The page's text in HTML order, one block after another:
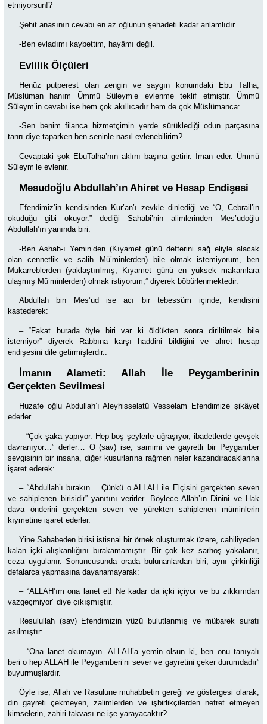
etmiyorsun!?
Şehit anasının cevabı en az oğlunun şehadeti kadar anlamlıdır.
-Ben evladımı kaybettim, hayâmı değil.
Evlilik Ölçüleri
Henüz putperest olan zengin ve saygın konumdaki Ebu Talha,
Müslüman hanım Ümmü Süleym’e evlenme teklif etmiştir. Ümmü
Süleym’in cevabı ise hem çok akıllıcadır hem de çok Müslümanca:
-Sen benim filanca hizmetçimin yerde sürüklediği odun parçasına
tanrı diye taparken ben seninle nasıl evlenebilirim?
Cevaptaki şok EbuTalha’nın aklını başına getirir. İman eder. Ümmü
Süleym’le evlenir.
Mesudoğlu Abdullah’ın Ahiret ve Hesap Endişesi
Efendimiz’in kendisinden Kur’an’ı zevkle dinlediği ve “O, Cebrail’in
okuduğu gibi okuyor.” dediği Sahabi’nin alimlerinden Mes’udoğlu
Abdullah’ın yanında biri:
-Ben Ashab-ı Yemin’den (Kıyamet günü defterini sağ eliyle alacak
olan cennetlik ve salih Mü’minlerden) bile olmak istemiyorum, ben
Mukarreblerden (yaklaştırılmış, Kıyamet günü en yüksek makamlara
ulaşmış Mü’minlerden) olmak istiyorum,” diyerek böbürlenmektedir.
Abdullah bin Mes’ud ise acı bir tebessüm içinde, kendisini
kastederek:
– “Fakat burada öyle biri var ki öldükten sonra diriltilmek bile
istemiyor” diyerek Rabbına karşı haddini bildiğini ve ahret hesap
endişesini dile getirmişlerdir..
İmanın Alameti: Allah İle Peygamberinin
Gerçekten Sevilmesi
Huzafe oğlu Abdullah’ı Aleyhisselatü Vesselam Efendimize şikâyet
ederler.
– “Çok şaka yapıyor. Hep boş şeylerle uğraşıyor, ibadetlerde gevşek
davranıyor…” derler… O (sav) ise, samimi ve gayretli bir Peygamber
sevgisinin bir insana, diğer kusurlarına rağmen neler kazandıracaklarına
işaret ederek:
– “Abdullah’ı bırakın… Çünkü o ALLAH ile Elçisini gerçekten seven
ve sahiplenen birisidir” yanıtını verirler. Böylece Allah’ın Dinini ve Hak
dava önderini gerçekten seven ve yürekten sahiplenen müminlerin
kıymetine işaret ederler.
Yine Sahabeden birisi istisnai bir örnek oluşturmak üzere, cahiliyeden
kalan içki alışkanlığını bırakamamıştır. Bir çok kez sarhoş yakalanır,
ceza uygulanır. Sonuncusunda orada bulunanlardan biri, aynı çirkinliği
defalarca yapmasına dayanamayarak:
– “ALLAH’ım ona lanet et! Ne kadar da içki içiyor ve bu zıkkımdan
vazgeçmiyor” diye çıkışmıştır.
Resulullah (sav) Efendimizin yüzü bulutlanmış ve mübarek suratı
asılmıştır:
– “Ona lanet okumayın. ALLAH’a yemin olsun ki, ben onu tanıyalı
beri o hep ALLAH ile Peygamberi’ni sever ve gayretini çeker durumdadır”
buyurmuşlardır.
Öyle ise, Allah ve Rasulune muhabbetin gereği ve göstergesi olarak,
din gayreti çekmeyen, zalimlerden ve işbirlikçilerden nefret etmeyen
kimselerin, zahiri takvası ne işe yarayacaktır?